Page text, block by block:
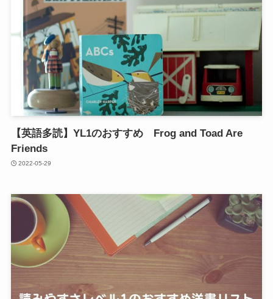
【英語多読】YL1のおすすめ Frog and Toad Are
Friends
2022-05-29